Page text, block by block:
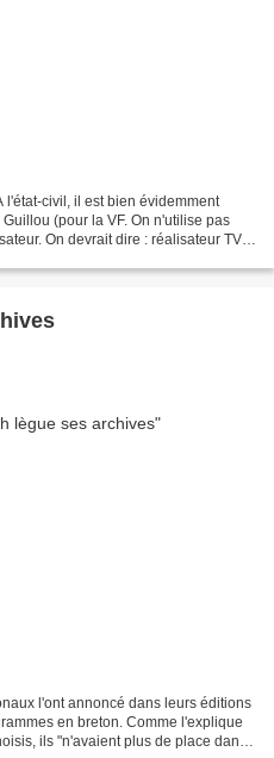
l'état-civil, il est bien évidemment
(pour la VF. On n'utilise pas
On devrait dire : réalisateur TV,
l'ont annoncé dans leurs éditions
en breton. Comme l'explique
ils "n'avaient plus de place dans